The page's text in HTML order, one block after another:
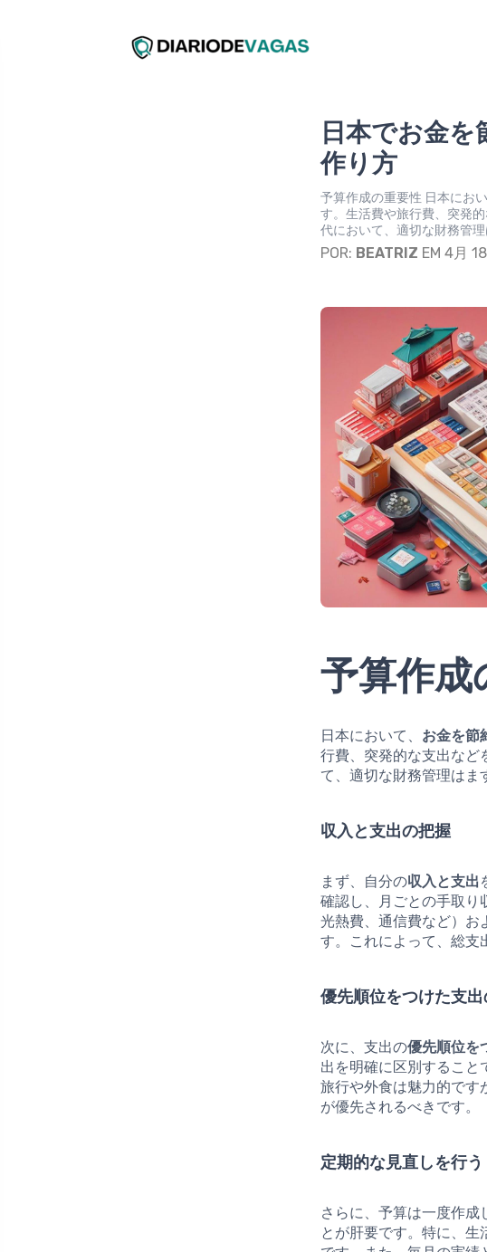
日本でお金
作り方
予算作成の重要性 日本にお
す。生活費や旅行費、突発
代において、適切な財務管
POR: BEATRIZ EM 4月
予算作成
日本において、 お金を節
行費、突発的な支出など
て、適切な財務管理はま
収入と支出の把握
まず、自分の収入と支出
確認し、月ごとの手取り
光熱費、通信費など）お
す。これによって、総支
優先順位をつけた支
次に、支出の優先順位を
出を明確に区別すること
旅行や外食は魅力的です
が優先されるべきです。
定期的な見直しを行う
さらに、予算は一度作成
とが肝要です。特に、